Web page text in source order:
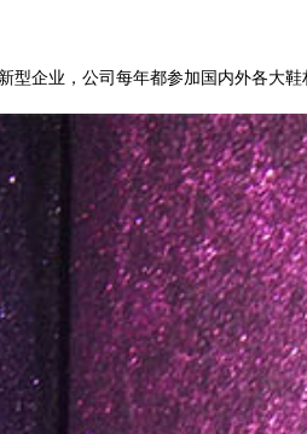
型企业，公司每年都参加国内外各大